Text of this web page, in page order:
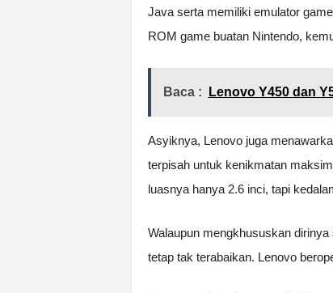
Java serta memiliki emulator
ROM game buatan Nintendo,
Baca : Lenovo Y450 dan
Asyiknya, Lenovo juga
terpisah untuk kenikmatan
luasnya hanya 2.6 inci, tapi
Walaupun mengkhususkan
tetap tak terabaikan. Lenovo